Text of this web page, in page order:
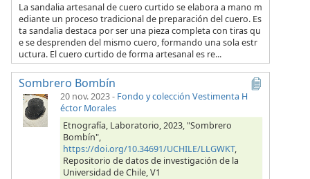
La sandalia artesanal de cuero curtido se elabora a mano m
ediante un proceso tradicional de preparación del cuero. Es
ta sandalia destaca por ser una pieza completa con tiras qu
e se desprenden del mismo cuero, formando una sola estr
uctura. El cuero curtido de forma artesanal es re...
Sombrero Bombín
20 nov. 2023- Fondo y colección Vestimenta H
éctor Morales
Etnografía, Laboratorio, 2023, "Sombrero
Bombín",
https://doi.org/10.34691/UCHILE/LLGWKT,
Repositorio de datos de investigación de la
Universidad de Chile, V1